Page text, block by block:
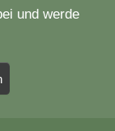
und werde